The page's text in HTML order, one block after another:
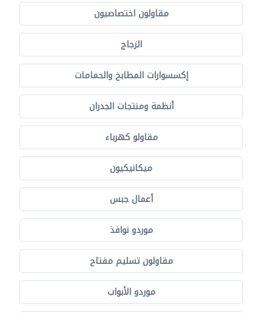
مقاولون اختصاصيون
الزجاج
إكسسوارات المطابخ والحمامات
أنظمة ومنتجات الجدران
مقاولو كهرباء
ميكانيكيون
أعمال جبس
موردو نوافذ
مقاولون تسليم مفتاح
موردو الأبواب